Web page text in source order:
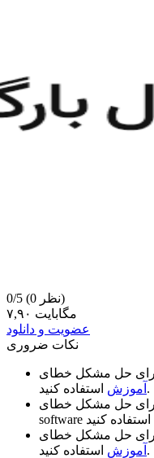
0/5
(0 نظر)
۷,۹۰ مگابایت
عضویت و دانلود
نکات ضروری
آموزش استفاده کنید.
software
آموزش استفاده کنید.